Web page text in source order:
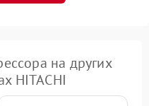
на других
HITACHI